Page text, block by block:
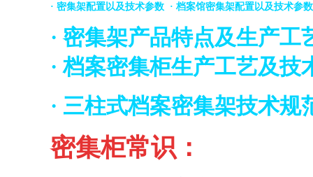
· 密集架配置以及技术参数· 档案馆密集架配置以及技术参
·密集架产品特点及生产工
·档案密集柜生产工艺及技
· 三柱式档案密集架技术规
密集柜常识：